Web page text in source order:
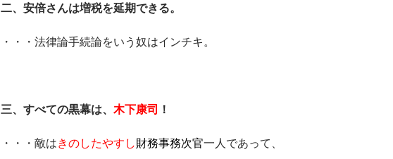
二、安倍さんは増税を延期できる。
・・・法律論手続論をいう奴はインチキ。
三、すべての黒幕は、 木下康司 ！
・・・敵はきのしたやすし財務事務次官一人であって、